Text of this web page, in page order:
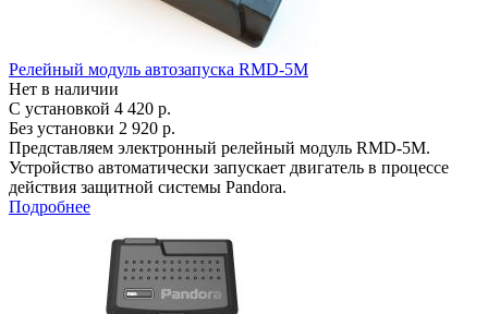
Релейный модуль автозапуска RMD-5M
Нет в наличии
С установкой 4 420 р.
Без установки 2 920 р.
Представляем электронный релейный модуль RMD-5M.
Устройство автоматически запускает двигатель в процессе
действия защитной системы Pandora.
Подробнее